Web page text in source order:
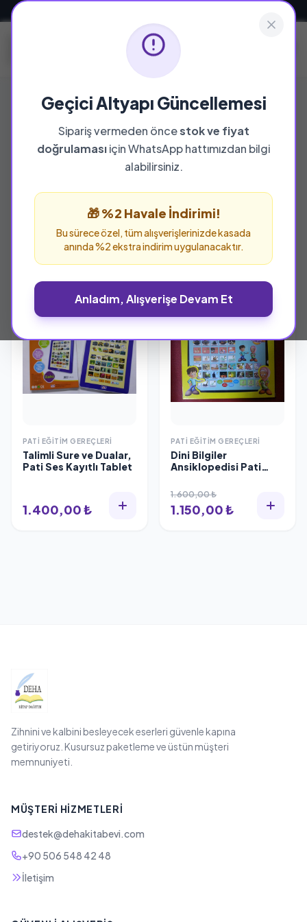
Geçici Altyapı Güncellemesi
Sipariş vermeden öncestok ve fiyat
doğrulamasıiçin WhatsApp hattımızdan bilgi
alabilirsiniz.
🎁 %2 Havale İndirimi!
Bu sürece özel, tüm alışverişlerinizde kasada
anında %2 ekstra indirim uygulanacaktır.
Anladım, Alışverişe Devam Et
YAYINEVI
Pati Eğitim Gereçleri
Pati Eğitim Gereçleri yayınevine ait tüm
eserleri bu sayfada inceleyebilir ve güvenle
PATI EĞITIM GEREÇLERI
Talimli Sure ve Dualar,
Pati Ses Kayıtlı Tablet
1.400,00 ₺
%28 İNDİRİM
PATI EĞITIM GEREÇLERI
Dini Bilgiler
Ansiklopedisi Pati
1.600,00 ₺
1.150,00 ₺
Zihnini ve kalbini besleyecek eserleri güvenle kapına
getiriyoruz. Kusursuz paketleme ve üstün müşteri
memnuniyeti.
MÜŞTERI HIZMETLERI
destek@dehakitabevi.com
+90 506 548 42 48
İletişim